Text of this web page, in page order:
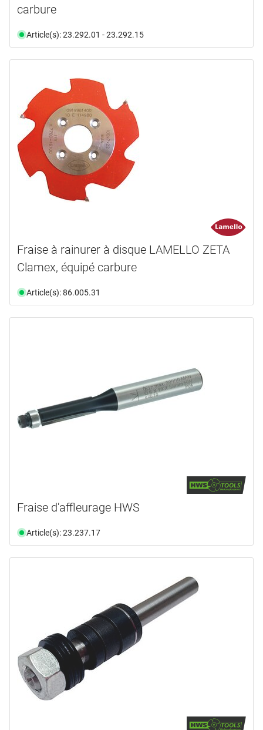
carbure
Article(s): 23.292.01 - 23.292.15
Fraise à rainurer à disque LAMELLO ZETA
Clamex, équipé carbure
Article(s): 86.005.31
Fraise d'affleurage HWS
Article(s): 23.237.17